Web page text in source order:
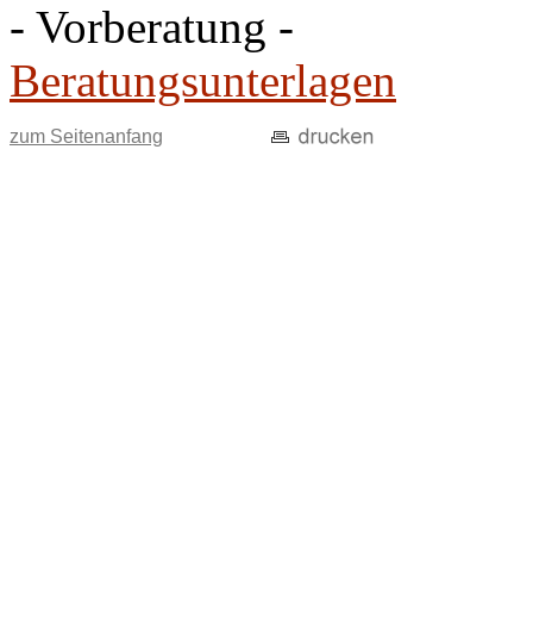
- Vorberatung -
Beratungsunterlagen
zum Seitenanfang